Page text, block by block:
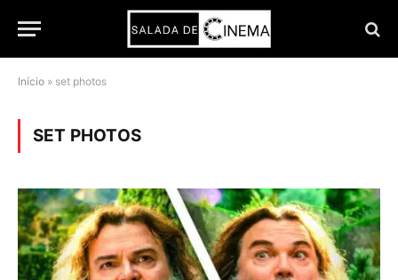
Início » set photos
SET PHOTOS